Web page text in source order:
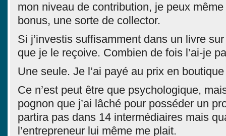
mon niveau de contribution, je peux
bonus, une sorte de collector.
Si j’investis suffisamment dans un livre
que je le reçoive. Combien de fois l’ai-je
Une seule. Je l’ai payé au prix en
Ce n’est peut être que psychologique,
pognon que j’ai lâché pour posséder un
partira pas dans 14 intermédiaires mais
l’entrepreneur lui même me plait.